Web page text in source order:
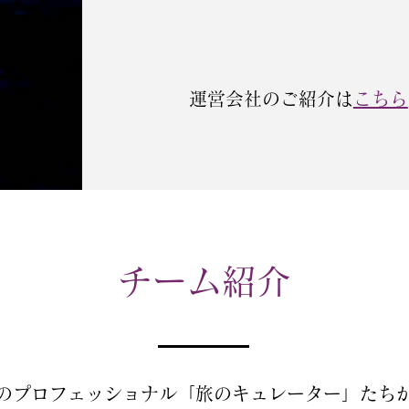
運営会社のご紹介は こちら
チーム紹介
プロフェッショナル「旅のキュレーター」たち